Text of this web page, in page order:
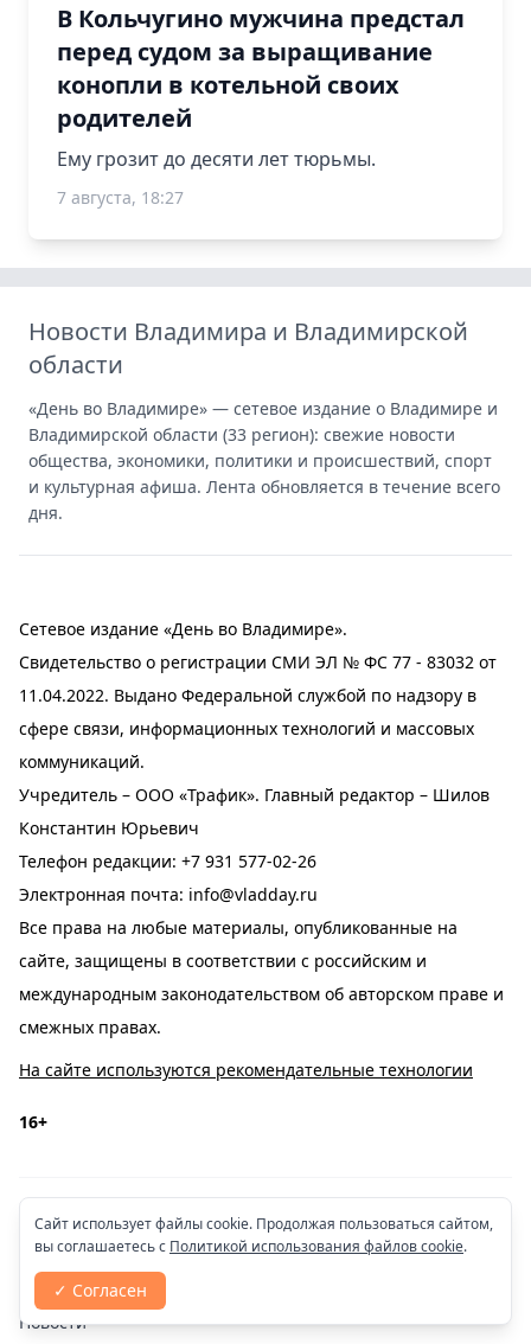
В Кольчугино мужчина предстал
перед судом за выращивание
конопли в котельной своих
родителей
Ему грозит до десяти лет тюрьмы.
7 августа, 18:27
Новости Владимира и Владимирской
области
«День во Владимире» — сетевое издание о Владимире и
Владимирской области (33 регион): свежие новости
общества, экономики, политики и происшествий, спорт
и культурная афиша. Лента обновляется в течение всего
дня.
Сетевое издание «День во Владимире».
Свидетельство о регистрации СМИ ЭЛ № ФС 77 - 83032 от
11.04.2022. Выдано Федеральной службой по надзору в
сфере связи, информационных технологий и массовых
коммуникаций.
Учредитель – ООО «Трафик». Главный редактор – Шилов
Константин Юрьевич
Телефон редакции: +7 931 577-02-26
Электронная почта: info@vladday.ru
Все права на любые материалы, опубликованные на
сайте, защищены в соответствии с российским и
международным законодательством об авторском праве и
смежных правах.
На сайте используются рекомендательные технологии
16+
Разделы
Новости
Сайт использует файлы cookie. Продолжая пользоваться сайтом,
вы соглашаетесь с Политикой использования файлов cookie.
✓ Согласен